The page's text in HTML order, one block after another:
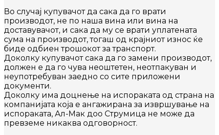
Во случај купувачот да сака да го врати
производот, не по наша вина или вина на
доставувачот, и сака да му се врати уплатената
сума на производот, тогаш од крајниот износ ќе
биде одбиен трошокот за транспорт.
Доколку купувачот сака да го замени производот,
должен е да го чува неоштетен, неотпакуван и
неупотребуван заедно со сите приложени
документи.
Доколку има доцнење на испораката од страна на
компанијата која е ангажирана за извршување на
испораката, Ал-Мак доо Струмица не може да
превземе никаква одговорност.